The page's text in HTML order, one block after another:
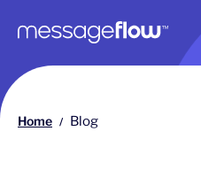
Główna nawigacja
Home / Blog